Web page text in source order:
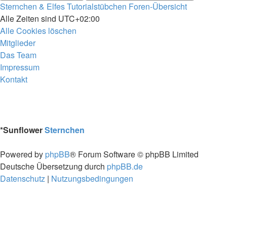
Sternchen & Elfes Tutorialstübchen Foren-Übersicht
Alle Zeiten sind UTC+02:00
Alle Cookies löschen
Mitglieder
Das Team
Impressum
Kontakt
*SunflowerSternchen
Powered by phpBB® Forum Software © phpBB Limited
Deutsche Übersetzung durch phpBB.de
Datenschutz | Nutzungsbedingungen